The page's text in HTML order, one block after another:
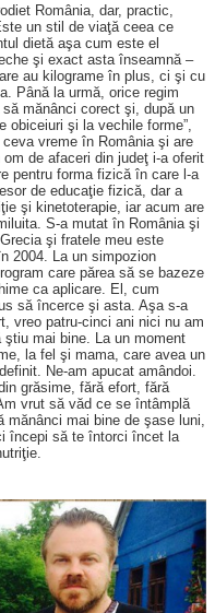
România, dar, practic,
un stil de viaţă ceea ce
dietă aşa cum este el
şi exact asta înseamnă –
au kilograme în plus, ci şi cu
Până la urmă, orice regim
mănânci corect şi, după un
şi la vechile forme”,
vreme în România şi are
de afaceri din judeţ i-a oferit
pentru forma fizică în care l-a
de educaţie fizică, dar a
şi kinetoterapie, iar acum are
S-a mutat în România şi
şi fratele meu este
2004. La un simpozion
care părea să se bazeze
ca aplicare. El, cum
să încerce şi asta. Aşa s-a
vreo patru-cinci ani nici nu am
mai bine. La un moment
la fel şi mama, care avea un
Ne-am apucat amândoi.
grăsime, fără efort, fără
vrut să văd ce se întâmplă
mai bine de şase luni,
începi să te întorci încet la